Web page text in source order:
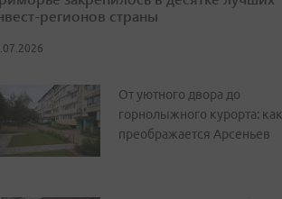
регионов страны
От уютного двора до
горнолыжного курорта: как
преображается Арсеньев